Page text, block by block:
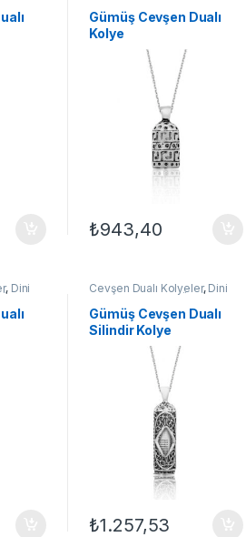
Kadın Kolyeleri,Kolye
Gümüş Cevşen Dualı
Kolye
₺943,40
, Dini
TAKI
Cevşen Dualı Kolyeler, Dini
Motifli Kolyeler
GÜMÜŞ TAKI
Kadın Kolyeleri,Kolye
Gümüş Cevşen Dualı
Silindir Kolye
₺1.257,53